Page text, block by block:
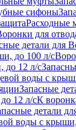
сифоны
Расходные
для
детали для
до 100 л/с
до 12 л/с
воды с
Запасные
12 л/сК
детали
воды с